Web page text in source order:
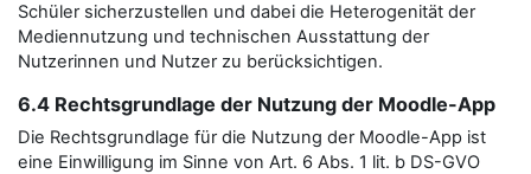
Schüler sicherzustellen und dabei die Heterogenität der
Mediennutzung und technischen Ausstattung der
Nutzerinnen und Nutzer zu berücksichtigen.
6.4 Rechtsgrundlage der Nutzung der Moodle-App
Die Rechtsgrundlage für die Nutzung der Moodle-App ist
eine Einwilligung im Sinne von Art. 6 Abs. 1 lit. b DS-GVO